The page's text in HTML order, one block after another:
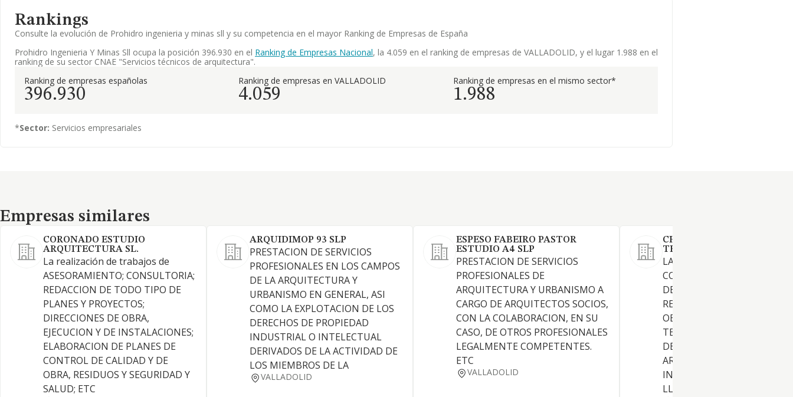
Rankings
Consulte la evolución de Prohidro ingenieria y minas sll y su competencia en el mayor Ranking de Empresas de España
Prohidro Ingenieria Y Minas Sll ocupa la posición 396.930 en el Ranking de Empresas Nacional, la 4.059 en el ranking de empresas de VALLADOLID, y el lugar 1.988 en el
ranking de su sector CNAE "Servicios técnicos de arquitectura".
Ranking de empresas españolas
396.930
Ranking de empresas en VALLADOLID
4.059
Ranking de empresas en el mismo sector*
1.988
*Sector: Servicios empresariales
Empresas similares
Empresas similares
CORONADO ESTUDIO
ARQUITECTURA SL.
La realización de trabajos de
ASESORAMIENTO; CONSULTORIA;
REDACCION DE TODO TIPO DE
PLANES Y PROYECTOS;
DIRECCIONES DE OBRA,
EJECUCION Y DE INSTALACIONES;
ELABORACION DE PLANES DE
CONTROL DE CALIDAD Y DE
OBRA, RESIDUOS Y SEGURIDAD Y
SALUD; ETC
ARQUIDIMOP 93 SLP
PRESTACION DE SERVICIOS
PROFESIONALES EN LOS CAMPOS
DE LA ARQUITECTURA Y
URBANISMO EN GENERAL, ASI
COMO LA EXPLOTACION DE LOS
DERECHOS DE PROPIEDAD
INDUSTRIAL O INTELECTUAL
DERIVADOS DE LA ACTIVIDAD DE
LOS MIEMBROS DE LA
VALLADOLID
ESPESO FABEIRO PASTOR
ESTUDIO A4 SLP
PRESTACION DE SERVICIOS
PROFESIONALES DE
ARQUITECTURA Y URBANISMO A
CARGO DE ARQUITECTOS SOCIOS,
CON LA COLABORACION, EN SU
CASO, DE OTROS PROFESIONALES
LEGALMENTE COMPETENTES.
ETC
VALLADOLID
CHECK ARQUITECTURA
TECNICA SLL
LA PROMOCION Y
CONSTRUCCION DE TODO
DE INMUEBLES, ASI COMO
REALIZACION DE TODO
OBRAS PARA SI O PARA
TERCEROS. LA
DE LOS ARQUITECTOS,
ARQUITECTOS TECNICOS E
INGENIEROS NECESARIOS
LLEVAR A